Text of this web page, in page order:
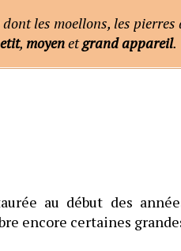
les moellons, les pierres
, moyenetgrand appareil.
au début des
encore certaines